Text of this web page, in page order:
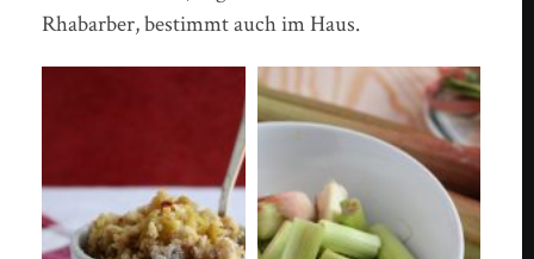
Rhabarber, bestimmt auch im Haus.